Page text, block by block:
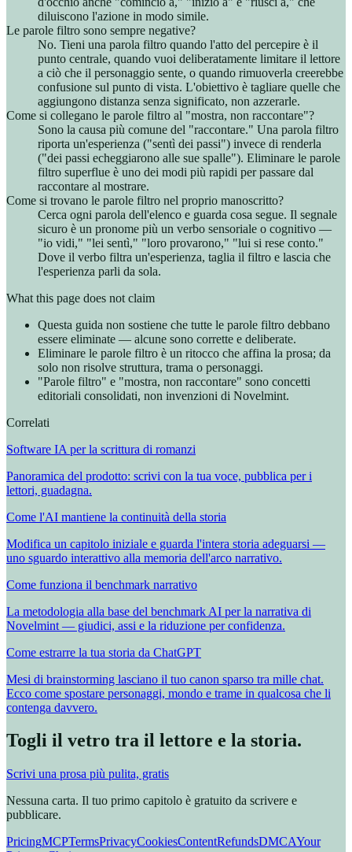
diluiscono l'azione in modo simile.
Le parole filtro sono sempre negative?
No. Tieni una parola filtro quando l'atto del percepire è il
punto centrale, quando vuoi deliberatamente limitare il lettore
a ciò che il personaggio sente, o quando rimuoverla creerebbe
confusione sul punto di vista. L'obiettivo è tagliare quelle che
aggiungono distanza senza significato, non azzerarle.
Come si collegano le parole filtro al "mostra, non raccontare"?
Sono la causa più comune del "raccontare." Una parola filtro
riporta un'esperienza ("sentì dei passi") invece di renderla
("dei passi echeggiarono alle sue spalle"). Eliminare le parole
filtro superflue è uno dei modi più rapidi per passare dal
raccontare al mostrare.
Come si trovano le parole filtro nel proprio manoscritto?
Cerca ogni parola dell'elenco e guarda cosa segue. Il segnale
sicuro è un pronome più un verbo sensoriale o cognitivo —
"io vidi," "lei sentì," "loro provarono," "lui si rese conto."
Dove il verbo filtra un'esperienza, taglia il filtro e lascia che
l'esperienza parli da sola.
What this page does not claim
Questa guida non sostiene che tutte le parole filtro debbano
essere eliminate — alcune sono corrette e deliberate.
Eliminare le parole filtro è un ritocco che affina la prosa; da
solo non risolve struttura, trama o personaggi.
"Parole filtro" e "mostra, non raccontare" sono concetti
editoriali consolidati, non invenzioni di Novelmint.
Correlati
Software IA per la scrittura di romanzi
Panoramica del prodotto: scrivi con la tua voce, pubblica per i
lettori, guadagna.
Come l'AI mantiene la continuità della storia
Modifica un capitolo iniziale e guarda l'intera storia adeguarsi —
uno sguardo interattivo alla memoria dell'arco narrativo.
Come funziona il benchmark narrativo
La metodologia alla base del benchmark AI per la narrativa di
Novelmint — giudici, assi e la riduzione per confidenza.
Come estrarre la tua storia da ChatGPT
Mesi di brainstorming lasciano il tuo canon sparso tra mille chat.
Ecco come spostare personaggi, mondo e trame in qualcosa che li
contenga davvero.
Togli il vetro tra il lettore e la storia.
Scrivi una prosa più pulita, gratis
Nessuna carta. Il tuo primo capitolo è gratuito da scrivere e
pubblicare.
PricingMCPTermsPrivacyCookiesContentRefundsDMCAYour